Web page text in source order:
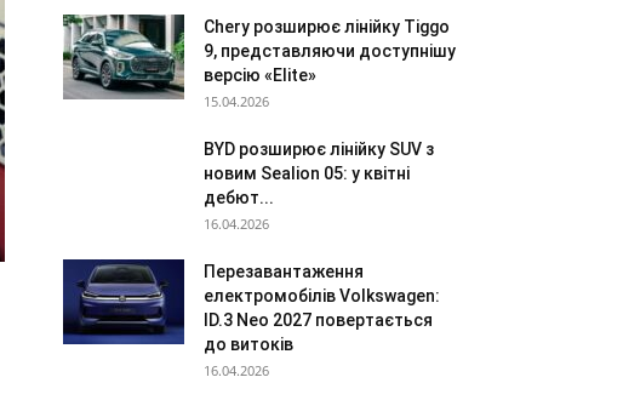
Chery розширює лінійку Tiggo
9, представляючи доступнішу
версію «Elite»
15.04.2026
BYD розширює лінійку SUV з
новим Sealion 05: у квітні
дебют...
16.04.2026
Перезавантаження
електромобілів Volkswagen:
ID.3 Neo 2027 повертається
до витоків
16.04.2026